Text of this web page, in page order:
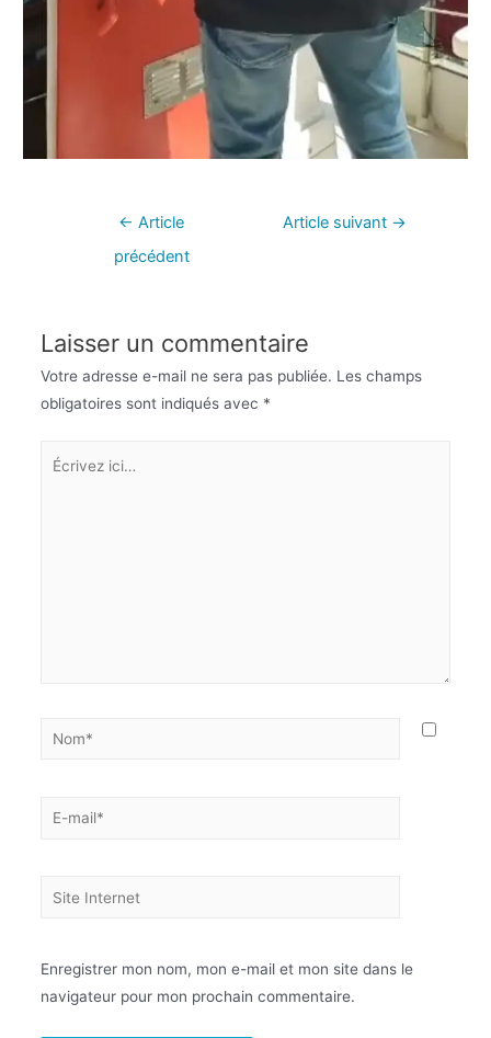
← Article
précédent
Article suivant →
Laisser un commentaire
Votre adresse e-mail ne sera pas publiée. Les champs
obligatoires sont indiqués avec *
Enregistrer mon nom, mon e-mail et mon site dans le
navigateur pour mon prochain commentaire.